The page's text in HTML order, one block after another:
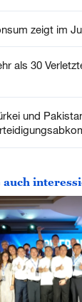
zeigt im
als 30
und
auch